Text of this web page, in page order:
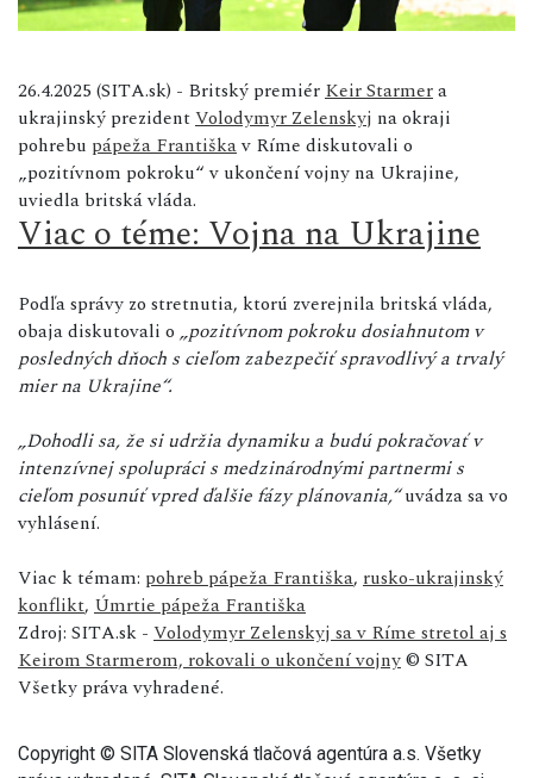
26.4.2025 (SITA.sk) - Britský premiér Keir Starmera
ukrajinský prezidentVolodymyr Zelenskyj na okraji
pohrebu pápeža Františkav Ríme diskutovali o
„pozitívnom pokroku“ v ukončení vojny na Ukrajine,
uviedla britská vláda.
Viac o téme: Vojna na Ukrajine
Podľa správy zo stretnutia, ktorú zverejnila britská vláda,
obaja diskutovali o „pozitívnom pokroku dosiahnutom v
posledných dňoch s cieľom zabezpečiť spravodlivý a trvalý
mier na Ukrajine“.
„Dohodli sa, že si udržia dynamiku a budú pokračovať v
intenzívnej spolupráci s medzinárodnými partnermi s
cieľom posunúť vpred ďalšie fázy plánovania,“uvádza sa vo
vyhlásení.
Viac k témam: pohreb pápeža Františka, rusko-ukrajinský
konflikt, Úmrtie pápeža Františka
Zdroj: SITA.sk - Volodymyr Zelenskyj sa v Ríme stretol aj s
Keirom Starmerom, rokovali o ukončení vojny© SITA
Všetky práva vyhradené.
Copyright © SITA Slovenská tlačová agentúra a.s. Všetky